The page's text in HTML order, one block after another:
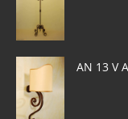
window
AN 13 V